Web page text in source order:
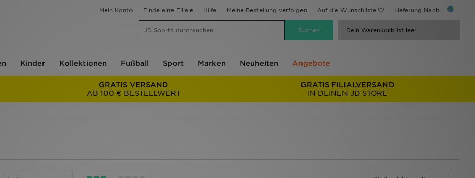
Mein Konto Finde eine Filiale Hilfe Meine Bestellung verfolgen Auf die Wunschliste Lieferung Nach...
Dein Warenkorb ist leer.
Kinder Kollektionen Fußball Sport Marken Neuheiten Angebote
GRATIS VERSAND
AB 100 € BESTELLWERT
GRATIS FILIALVERSAND
IN DEINEN JD STORE